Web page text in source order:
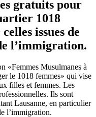
gratuits pour
1018
issues de
l’immigration.
«Femmes Musulmanes à
le 1018 femmes» qui vise
filles et femmes. Les
Ils sont
Lausanne, en particulier
l’immigration.